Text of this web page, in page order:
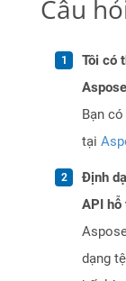
Câu
Tôi có
Bạn
tại
Định
API hỗ
dạng